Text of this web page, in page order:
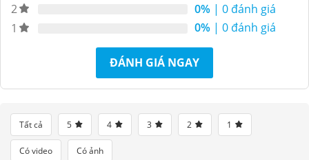
2
0% | 0 đánh giá
1
0% | 0 đánh giá
ĐÁNH GIÁ NGAY
Tất cả 5 4 3 2 1
Có video Có ảnh